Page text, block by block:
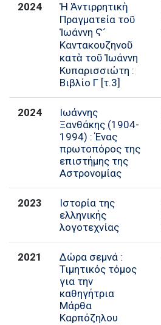
2024
Ἡ Ἀντιρρητικὴ
Πραγματεία τοῦ
Ἰωάννη Ϛ´
Καντακουζηνοῦ
κατὰ τοῦ Ἰωάννη
Κυπαρισσιώτη :
Βιβλίο Γ [τ.3]
2024
Ιωάννης
Ξανθάκης (1904-
1994) : Ένας
πρωτοπόρος της
επιστήμης της
Αστρονομίας
2023
Ιστορία της
ελληνικής
λογοτεχνίας
2021
Δώρα σεμνά :
Τιμητικός τόμος
για την
καθηγήτρια
Μάρθα
Καρπόζηλου